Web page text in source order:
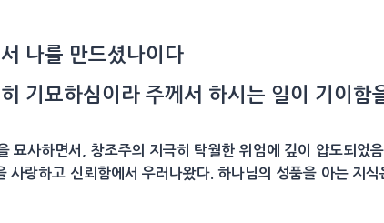
나를 만드셨나이다
기묘하심이라 주께서 하시는 일이 기이함
사하면서, 창조주의 지극히 탁월한 위엄에 깊이 압도되었
랑하고 신뢰함에서 우러나왔다. 하나님의 성품을 아는 지